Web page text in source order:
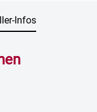
Infos